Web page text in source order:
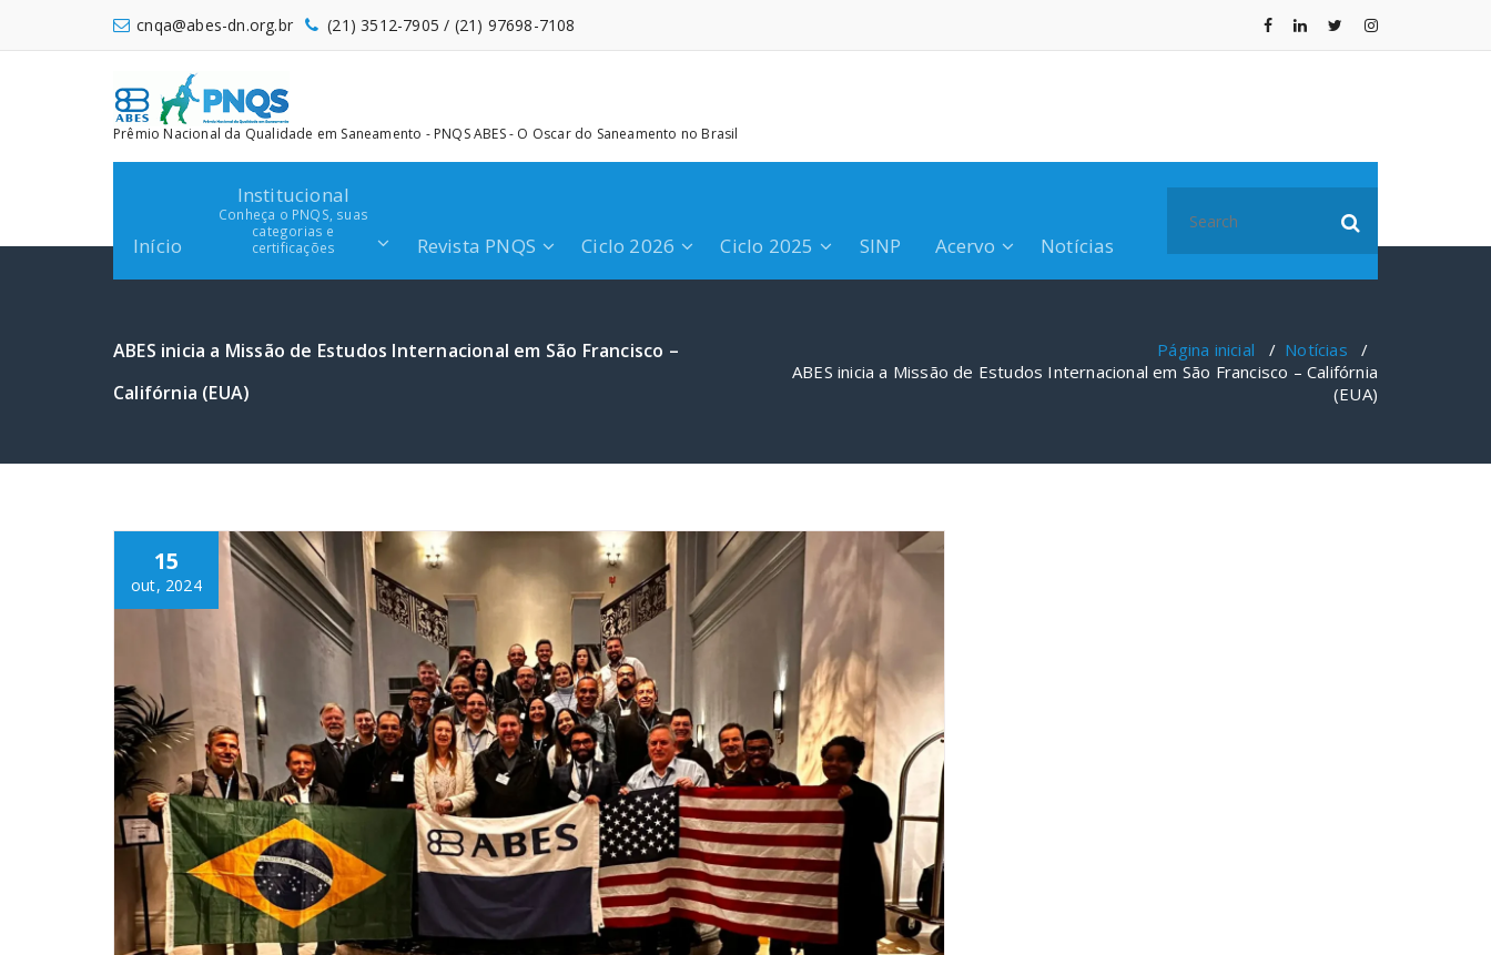
o
cnqa@abes-dn.org.br (21) 3512-7905 / (21) 97698-7108
Prêmio Nacional da Qualidade em Saneamento - PNQS ABES - O Oscar do Saneamento no Brasil
Início
Institucional
Conheça o PNQS, suas
categorias e
certificações
Revista PNQS Ciclo 2026 Ciclo 2025 SINP Acervo Notícias
for:
ABES inicia a Missão de Estudos Internacional em São Francisco –
Califórnia (EUA)
Página inicial / Notícias /
ABES inicia a Missão de Estudos Internacional em São Francisco – Califórnia
(EUA)
15
out, 2024